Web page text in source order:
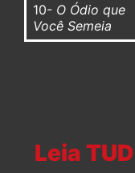
10- O Ódio que
Você Semeia
Leia